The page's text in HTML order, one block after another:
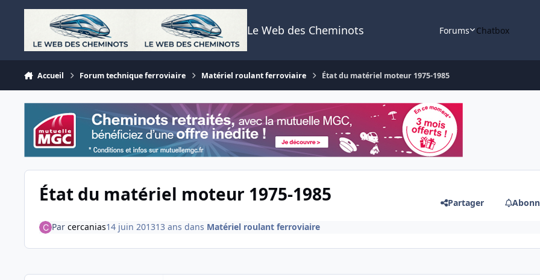
Aller au contenu
Le Web des Cheminots Forums Chatbox
Accueil Forum technique ferroviaire Matériel roulant ferroviaire État du matériel moteur 1975-1985
État du matériel moteur 1975-1985 Partager
Par cercanias14 juin 201313 ans dans Matériel roulant ferroviaire